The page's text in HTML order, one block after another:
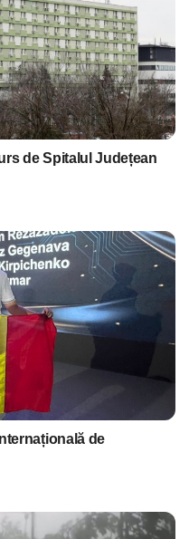
de Spitalul Județean
de